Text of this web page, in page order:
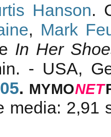
Hanson.
, Mark
In Her
- USA,
. MYMONET
media: 2,91